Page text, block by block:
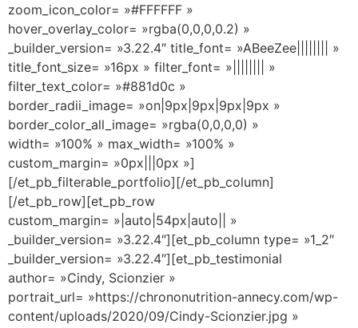
zoom_icon_color= »#FFFFFF »
hover_overlay_color= »rgba(0,0,0,0.2) »
_builder_version= »3.22.4″ title_font= »ABeeZee|||||||| »
title_font_size= »16px » filter_font= »|||||||| »
filter_text_color= »#881d0c »
border_radii_image= »on|9px|9px|9px|9px »
border_color_all_image= »rgba(0,0,0,0) »
width= »100% » max_width= »100% »
custom_margin= »0px|||0px »]
[/et_pb_filterable_portfolio][/et_pb_column]
[/et_pb_row][et_pb_row
custom_margin= »|auto|54px|auto|| »
_builder_version= »3.22.4″][et_pb_column type= »1_2″
_builder_version= »3.22.4″][et_pb_testimonial
author= »Cindy, Scionzier »
portrait_url= »https://chrononutrition-annecy.com/wp-
content/uploads/2020/09/Cindy-Scionzier.jpg »